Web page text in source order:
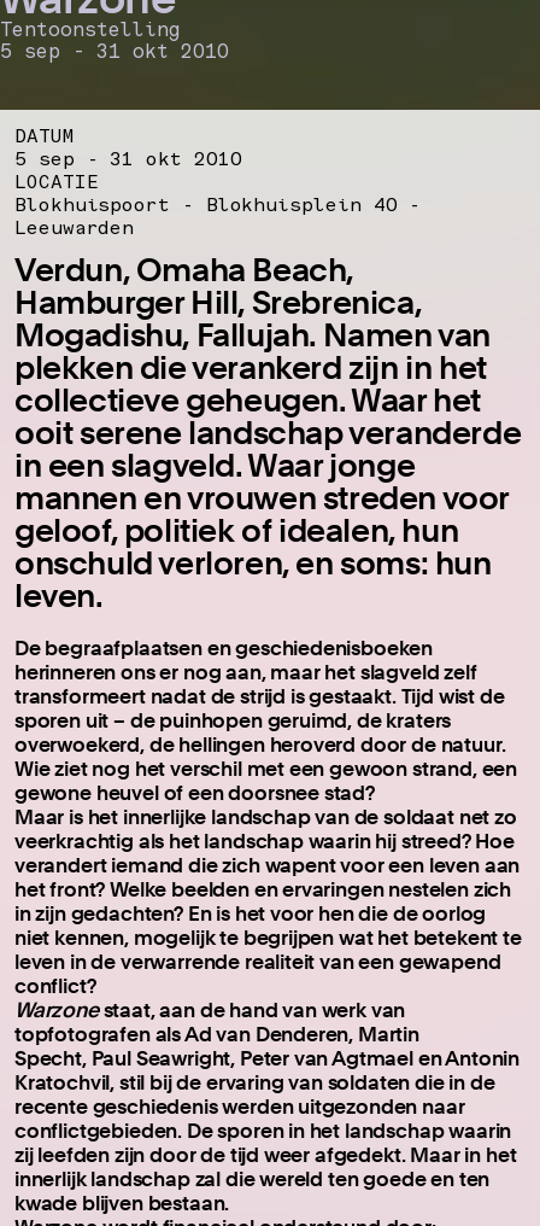
Tentoonstelling
5 sep - 31 okt 2010
DATUM
5 sep - 31 okt 2010
LOCATIE
Blokhuispoort - Blokhuisplein 40 -
Leeuwarden
Verdun, Omaha Beach,
Hamburger Hill, Srebrenica,
Mogadishu, Fallujah. Namen van
plekken die verankerd zijn in het
collectieve geheugen. Waar het
ooit serene landschap veranderde
in een slagveld. Waar jonge
mannen en vrouwen streden voor
geloof, politiek of idealen, hun
onschuld verloren, en soms: hun
leven.
De begraafplaatsen en geschiedenisboeken
herinneren ons er nog aan, maar het slagveld zelf
transformeert nadat de strijd is gestaakt. Tijd wist de
sporen uit – de puinhopen geruimd, de kraters
overwoekerd, de hellingen heroverd door de natuur.
Wie ziet nog het verschil met een gewoon strand, een
gewone heuvel of een doorsnee stad?
Maar is het innerlijke landschap van de soldaat net zo
veerkrachtig als het landschap waarin hij streed? Hoe
verandert iemand die zich wapent voor een leven aan
het front? Welke beelden en ervaringen nestelen zich
in zijn gedachten? En is het voor hen die de oorlog
niet kennen, mogelijk te begrijpen wat het betekent te
leven in de verwarrende realiteit van een gewapend
conflict?
Warzonestaat, aan de hand van werk van
topfotografen als Ad van Denderen, Martin
Specht, Paul Seawright, Peter van Agtmael en Antonin
Kratochvil, stil bij de ervaring van soldaten die in de
recente geschiedenis werden uitgezonden naar
conflictgebieden. De sporen in het landschap waarin
zij leefden zijn door de tijd weer afgedekt. Maar in het
innerlijk landschap zal die wereld ten goede en ten
kwade blijven bestaan.